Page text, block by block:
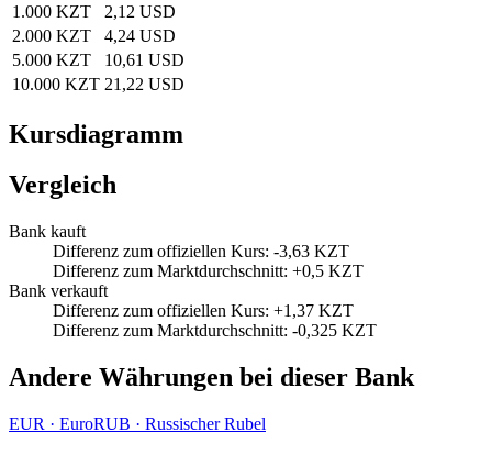
1.000 KZT
2,12 USD
2.000 KZT
4,24 USD
5.000 KZT
10,61 USD
10.000 KZT 21,22 USD
Kursdiagramm
Vergleich
Bank kauft
Differenz zum offiziellen Kurs: -3,63 KZT
Differenz zum Marktdurchschnitt: +0,5 KZT
Bank verkauft
Differenz zum offiziellen Kurs: +1,37 KZT
Differenz zum Marktdurchschnitt: -0,325 KZT
Andere Währungen bei dieser Bank
EUR · EuroRUB · Russischer Rubel